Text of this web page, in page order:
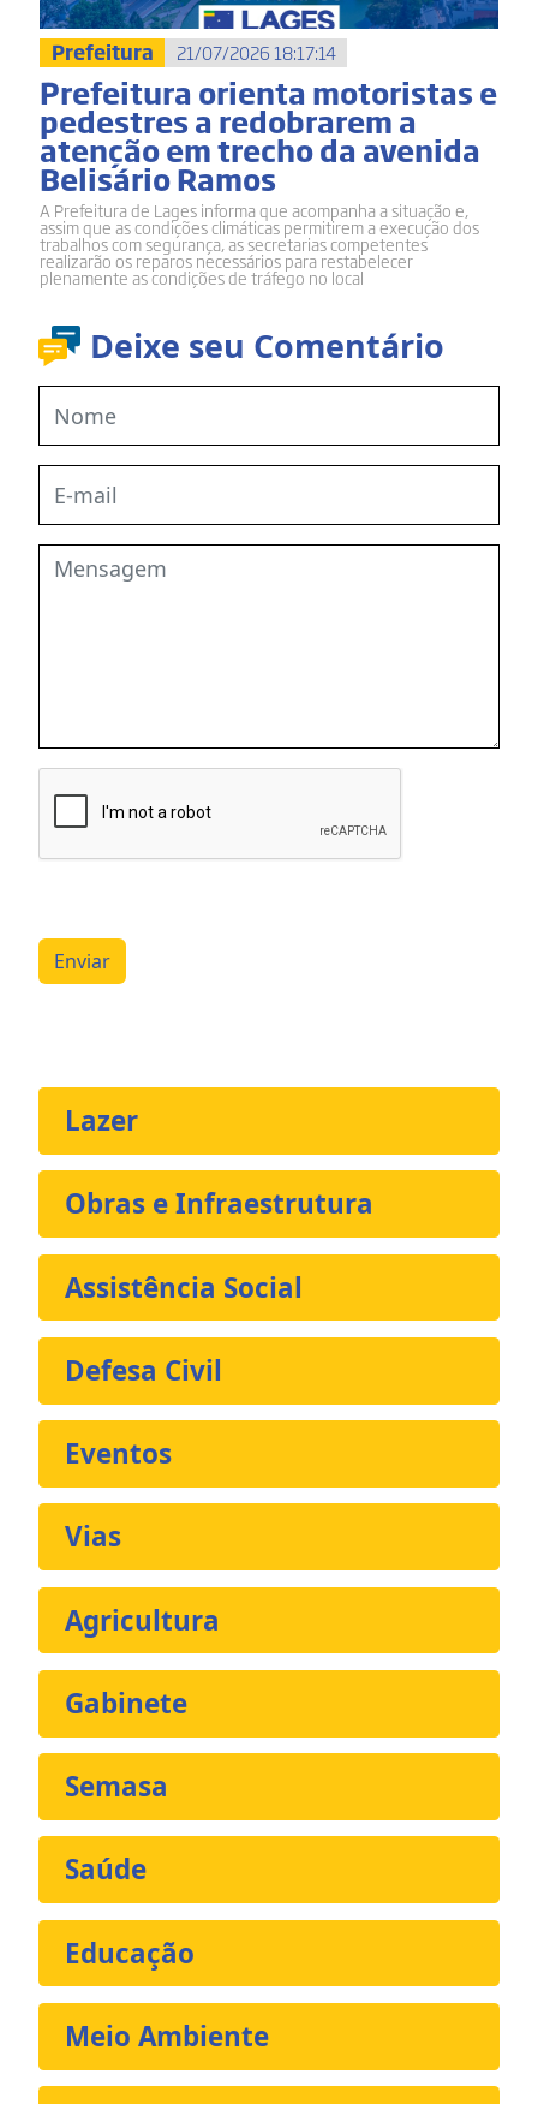
Deixe seu Comentário
Enviar
Prefeitura 21/07/2026 18:17:14
Prefeitura orienta motoristas e
pedestres a redobrarem a
atenção em trecho da avenida
Belisário Ramos
A Prefeitura de Lages informa que acompanha a situação e,
assim que as condições climáticas permitirem a execução dos
trabalhos com segurança, as secretarias competentes
realizarão os reparos necessários para restabelecer
plenamente as condições de tráfego no local
Lazer
Obras e Infraestrutura
Assistência Social
Defesa Civil
Eventos
Vias
Agricultura
Gabinete
Semasa
Saúde
Educação
Meio Ambiente